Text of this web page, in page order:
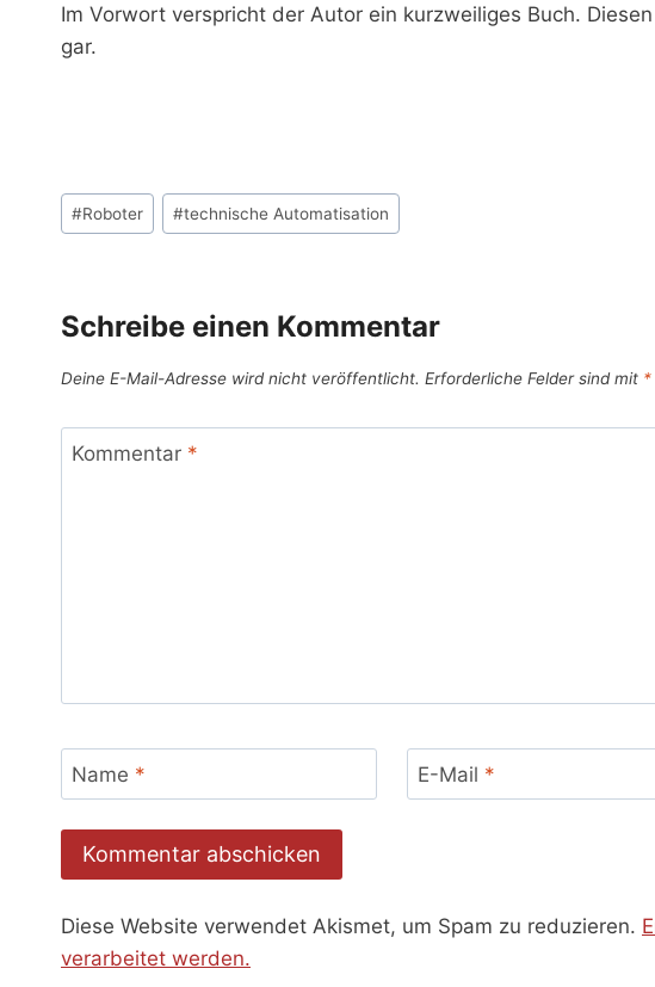
Im Vorwort verspricht der Autor ein kurzweiliges Buch.
gar.
Schlagworte:
#Roboter #technische Automatisation
Schreibe einen Kommentar
Deine E-Mail-Adresse wird nicht veröffentlicht. Erforderliche Felder sind mit *
Kommentar *
Name * E-Mail *
Diese Website verwendet Akismet, um Spam zu reduzieren.
verarbeitet werden.